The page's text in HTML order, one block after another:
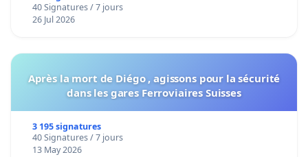
40 Signatures / 7 jours
26 Jul 2026
Après la mort de Diégo , agissons pour la sécurité
dans les gares Ferroviaires Suisses
3 195 signatures
40 Signatures / 7 jours
13 May 2026